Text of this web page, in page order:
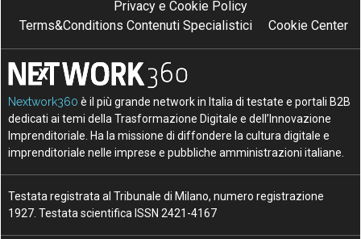
Privacy e Cookie Policy
Terms&Conditions Contenuti Specialistici
Cookie Center
Nextwork360 è il più grande network in Italia di testate e portali B2B
dedicati ai temi della Trasformazione Digitale e dell’Innovazione
Imprenditoriale. Ha la missione di diffondere la cultura digitale e
imprenditoriale nelle imprese e pubbliche amministrazioni italiane.
Testata registrata al Tribunale di Milano, numero registrazione
1927. Testata scientifica ISSN 2421-4167